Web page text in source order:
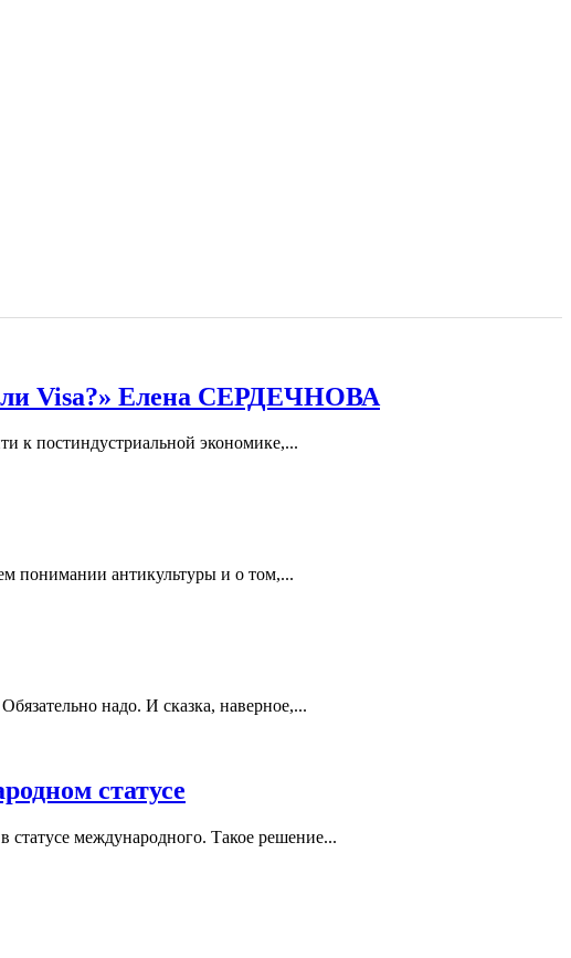
Visa?» Елена СЕРДЕЧНОВА
к постиндустриальной экономике,...
понимании антикультуры и о том,...
надо. И сказка, наверное,...
статусе
международного. Такое решение...